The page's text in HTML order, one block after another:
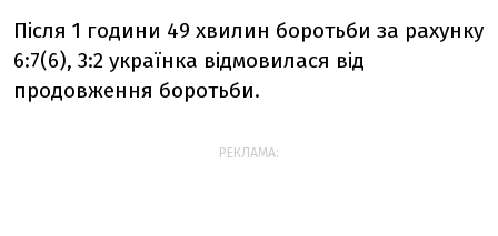
Після 1 години 49 хвилин боротьби за рахунку
6:7(6), 3:2 українка відмовилася від
продовження боротьби.
РЕКЛАМА: